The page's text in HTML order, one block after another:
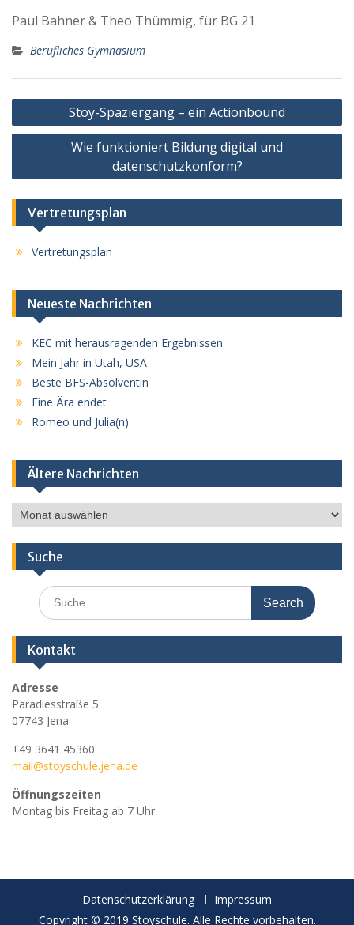
Paul Bahner & Theo Thümmig, für BG 21
Berufliches Gymnasium
Beitragsnavigation
Stoy-Spaziergang – ein Actionbound
Wie funktioniert Bildung digital und
datenschutzkonform?
Vertretungsplan
Vertretungsplan
Neueste Nachrichten
KEC mit herausragenden Ergebnissen
Mein Jahr in Utah, USA
Beste BFS-Absolventin
Eine Ära endet
Romeo und Julia(n)
Ältere Nachrichten
Ältere
Nachrichten
Suche
Search
for:
Kontakt
Adresse
Paradiesstraße 5
07743 Jena
+49 3641 45360
mail@stoyschule.jena.de
Öffnungszeiten
Montag bis Freitag ab 7 Uhr
Datenschutzerklärung
Impressum
Copyright © 2019 Stoyschule. Alle Rechte vorbehalten.